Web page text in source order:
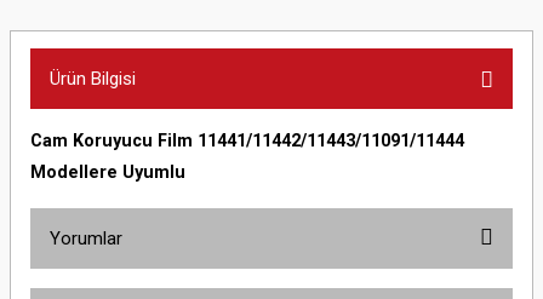
Ürün Bilgisi
Cam Koruyucu Film 11441/11442/11443/11091/11444
Modellere Uyumlu
Yorumlar